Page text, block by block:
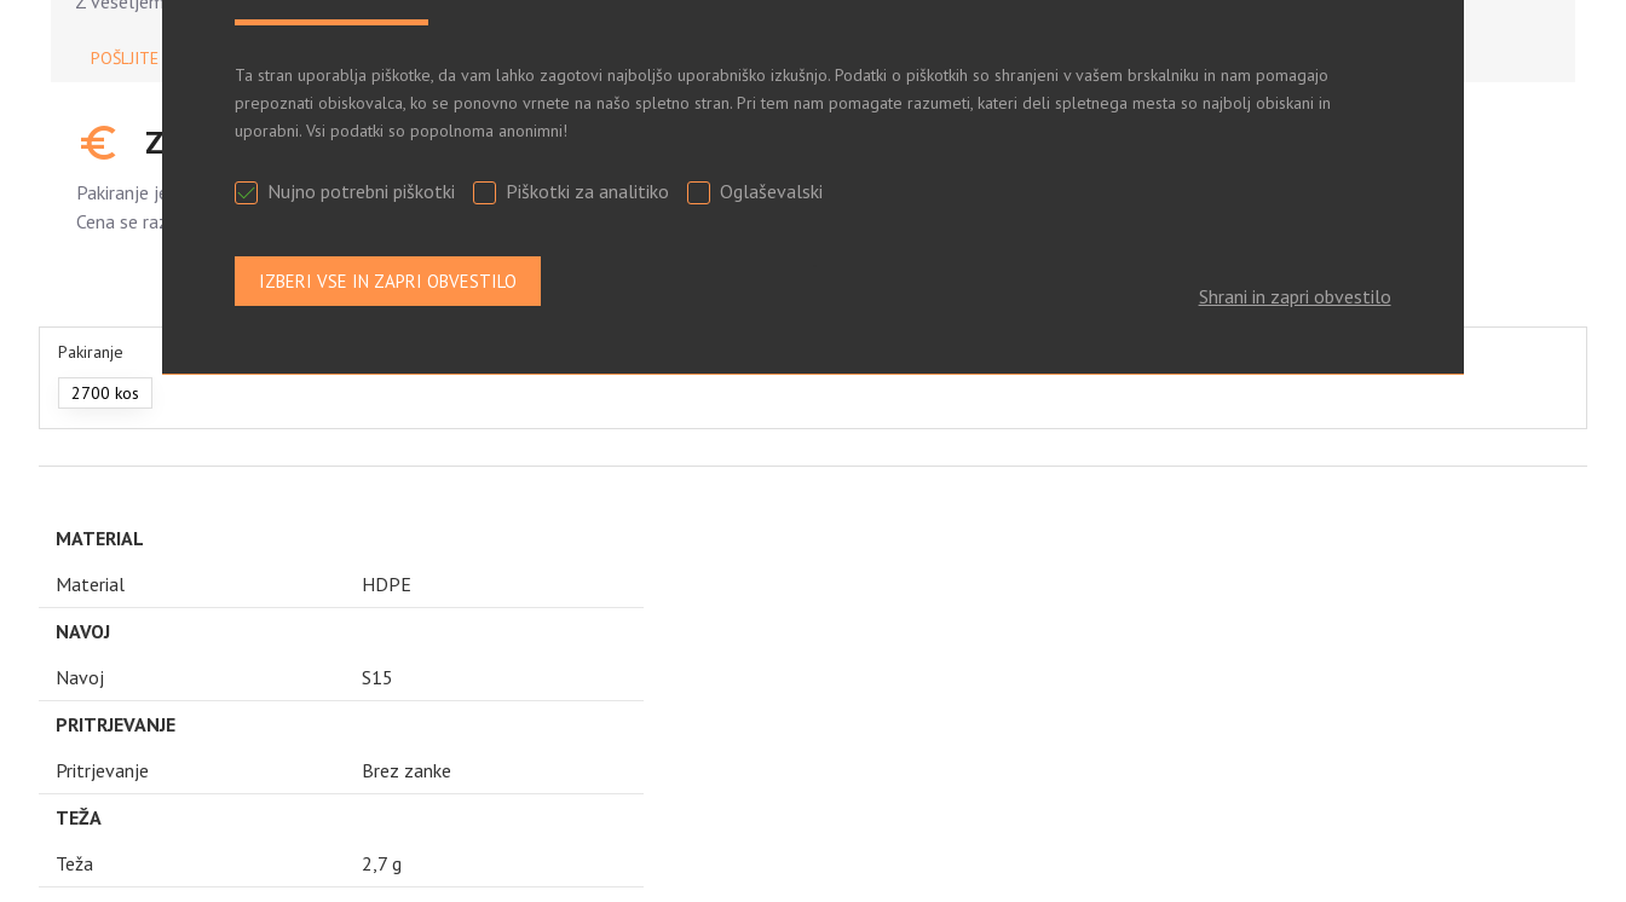
POŠLJITE POVPRAŠEVANJE
ZA OGLED CEN SE PRIJAVITE
Pakiranje je standardno.
Cena se razlikuje glede na količino naročenih kosov.
Pakiranje
2700 kos
MATERIAL
Material
HDPE
NAVOJ
Navoj
S15
PRITRJEVANJE
Pritrjevanje
Brez zanke
TEŽA
Teža
2,7 g
Ta stran uporablja piškotke, da vam lahko zagotovi najboljšo uporabniško izkušnjo. Podatki o piškotkih so shranjeni v vašem brskalniku in nam pomagajo
prepoznati obiskovalca, ko se ponovno vrnete na našo spletno stran. Pri tem nam pomagate razumeti, kateri deli spletnega mesta so najbolj obiskani in
uporabni. Vsi podatki so popolnoma anonimni!
Nujno potrebni piškotki Piškotki za analitiko Oglaševalski
Shrani in zapri obvestilo